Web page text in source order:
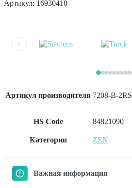
Артикул: 16930410
‹
Артикул производителя 7208-B-2RS
HS Code 84821090
Категории ZEN
Важная информация